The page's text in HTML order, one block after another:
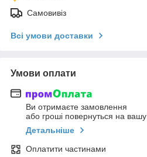
Самовивіз
Всі умови доставки
Умови оплати
Ви отримаєте замовлення
або гроші повернуться на вашу
Детальніше
Оплатити частинами